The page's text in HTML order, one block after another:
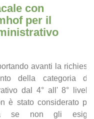
con
per il
avanti la richiesta
della categoria del
dal 4° all' 8° livello
è stato considerato per
se non gli esigui